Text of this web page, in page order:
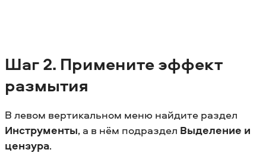
Шаг 2. Примените эффект
размытия
В левом вертикальном меню найдите раздел
Инструменты, а в нём подраздел Выделение и
цензура.